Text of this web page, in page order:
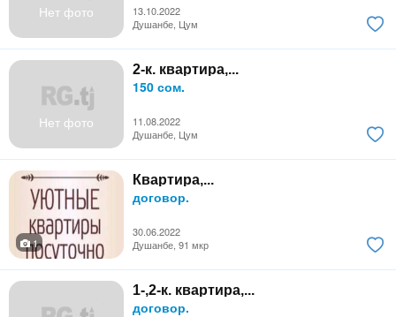
Нет фото
13.10.2022
Душанбе, Цум
Нет фото
2-к. квартира,...
150 сом.
11.08.2022
Душанбе, Цум
Квартира,...
договор.
30.06.2022
1
Душанбе, 91 мкр
1-,2-к. квартира,...
договор.